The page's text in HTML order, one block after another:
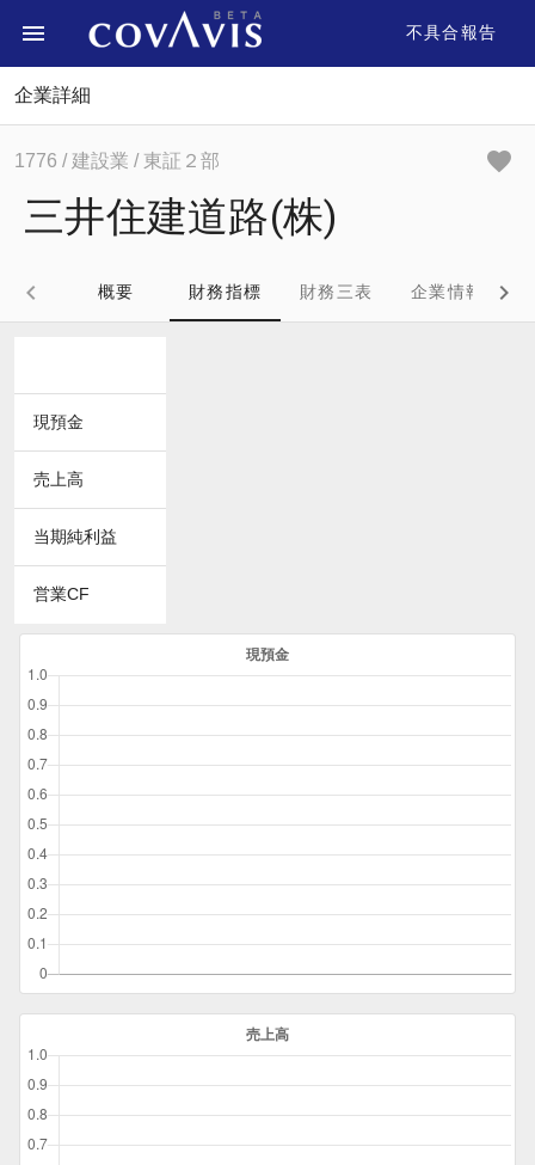
不具合報告
企業詳細
1776 / 建設業 / 東証２部
三井住建道路(株)
概要 財務指標 財務三表 企業情報
現預金
売上高
当期純利益
営業CF